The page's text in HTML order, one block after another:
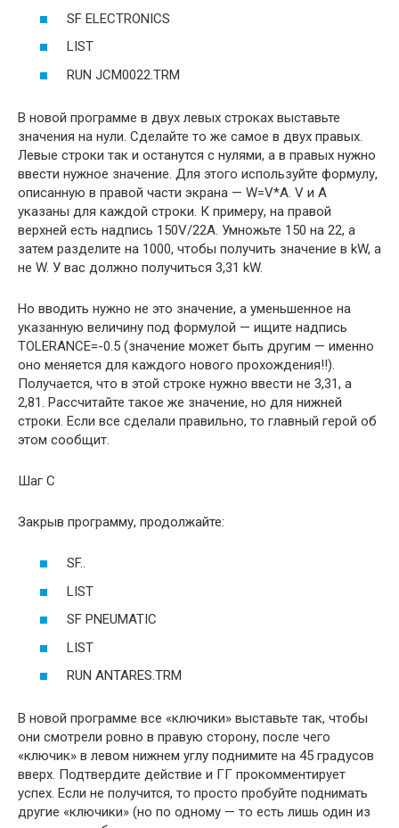
SF ELECTRONICS
LIST
RUN JCM0022.TRM
В новой программе в двух левых строках выставьте
значения на нули. Сделайте то же самое в двух правых.
Левые строки так и останутся с нулями, а в правых нужно
ввести нужное значение. Для этого используйте формулу,
описанную в правой части экрана — W=V*A. V и A
указаны для каждой строки. К примеру, на правой
верхней есть надпись 150V/22A. Умножьте 150 на 22, а
затем разделите на 1000, чтобы получить значение в kW, а
не W. У вас должно получиться 3,31 kW.
Но вводить нужно не это значение, а уменьшенное на
указанную величину под формулой — ищите надпись
TOLERANCE=-0.5 (значение может быть другим — именно
оно меняется для каждого нового прохождения!!).
Получается, что в этой строке нужно ввести не 3,31, а
2,81. Рассчитайте такое же значение, но для нижней
строки. Если все сделали правильно, то главный герой об
этом сообщит.
Шаг C
Закрыв программу, продолжайте:
SF..
LIST
SF PNEUMATIC
LIST
RUN ANTARES.TRM
В новой программе все «ключики» выставьте так, чтобы
они смотрели ровно в правую сторону, после чего
«ключик» в левом нижнем углу поднимите на 45 градусов
вверх. Подтвердите действие и ГГ прокомментирует
успех. Если не получится, то просто пробуйте поднимать
другие «ключики» (но по одному — то есть лишь один из